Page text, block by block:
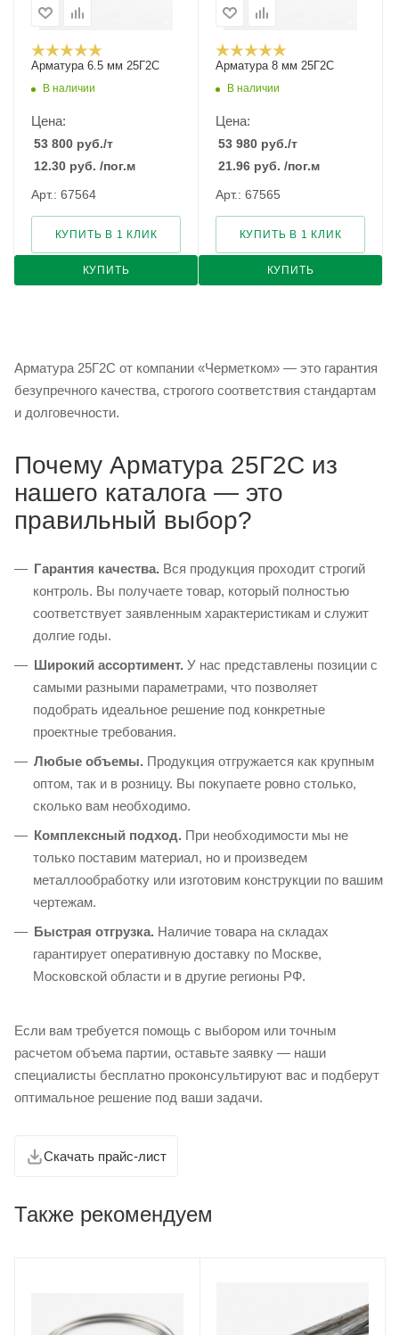
Арматура 6.5 мм 25Г2С
В наличии
Цена:
53 800 руб./т
12.30 руб. /пог.м
Арт.: 67564
КУПИТЬ
КУПИТЬ В 1 КЛИК
Арматура 8 мм 25Г2С
В наличии
Цена:
53 980 руб./т
21.96 руб. /пог.м
Арт.: 67565
КУПИТЬ
КУПИТЬ В 1 КЛИК
Арматура 25Г2С от компании «Черметком» — это гарантия
безупречного качества, строгого соответствия стандартам
и долговечности.
Почему Арматура 25Г2С из
нашего каталога — это
правильный выбор?
Гарантия качества. Вся продукция проходит строгий
контроль. Вы получаете товар, который полностью
соответствует заявленным характеристикам и служит
долгие годы.
Широкий ассортимент. У нас представлены позиции с
самыми разными параметрами, что позволяет
подобрать идеальное решение под конкретные
проектные требования.
Любые объемы. Продукция отгружается как крупным
оптом, так и в розницу. Вы покупаете ровно столько,
сколько вам необходимо.
Комплексный подход. При необходимости мы не
только поставим материал, но и произведем
металлообработку или изготовим конструкции по вашим
чертежам.
Быстрая отгрузка. Наличие товара на складах
гарантирует оперативную доставку по Москве,
Московской области и в другие регионы РФ.
Если вам требуется помощь с выбором или точным
расчетом объема партии, оставьте заявку — наши
специалисты бесплатно проконсультируют вас и подберут
оптимальное решение под ваши задачи.
Скачать прайс-лист
Также рекомендуем